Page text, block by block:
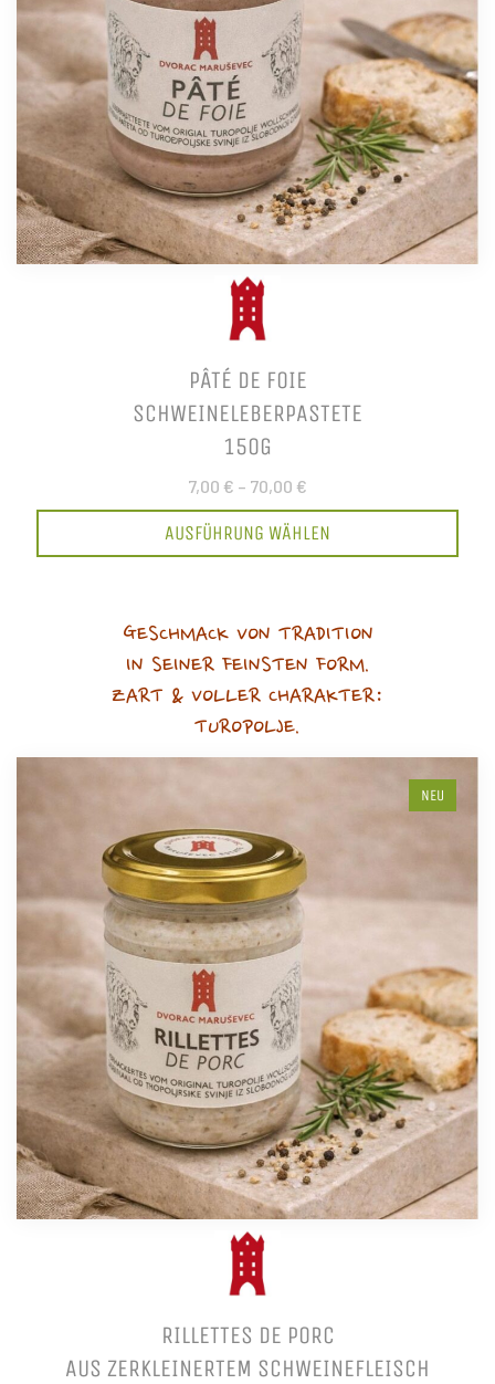
PÂTÉ DE FOIE
SCHWEINELEBERPASTETE
150G
7,00 € – 70,00 €
AUSFÜHRUNG WÄHLEN
GESCHMACK VON TRADITION
IN SEINER FEINSTEN FORM.
ZART & VOLLER CHARAKTER:
TUROPOLJE.
NEU
RILLETTES DE PORC
AUS ZERKLEINERTEM SCHWEINEFLEISCH